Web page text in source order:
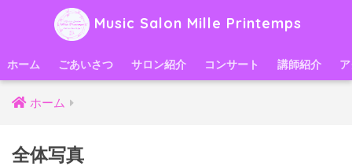
Music Salon Mille Printemps
ホーム ごあいさつ サロン紹介 コンサート 講師紹介
ホーム
全体写真